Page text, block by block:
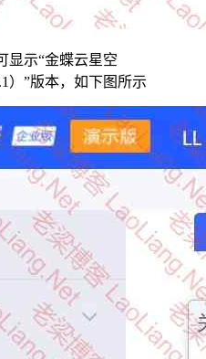
显示“金蝶云星空
）”版本，如下图所示